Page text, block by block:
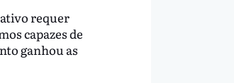
requer
capazes de
ganhou as